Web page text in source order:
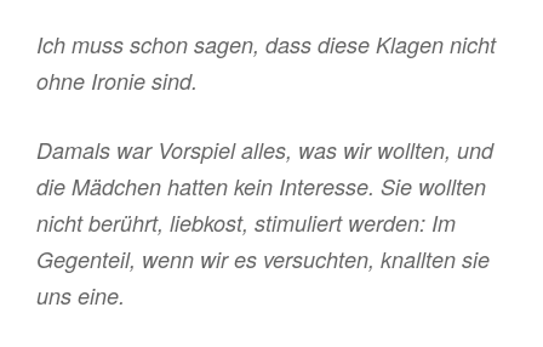
Ich muss schon sagen, dass diese Klagen nicht
ohne Ironie sind.
Damals war Vorspiel alles, was wir wollten, und
die Mädchen hatten kein Interesse. Sie wollten
nicht berührt, liebkost, stimuliert werden: Im
Gegenteil, wenn wir es versuchten, knallten sie
uns eine.